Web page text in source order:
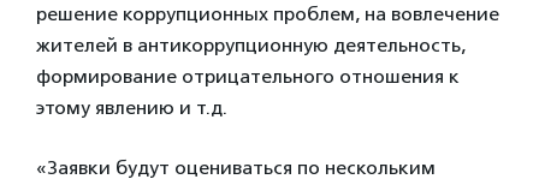
решение коррупционных проблем, на вовлечение
жителей в антикоррупционную деятельность,
формирование отрицательного отношения к
этому явлению и т.д.
«Заявки будут оцениваться по нескольким